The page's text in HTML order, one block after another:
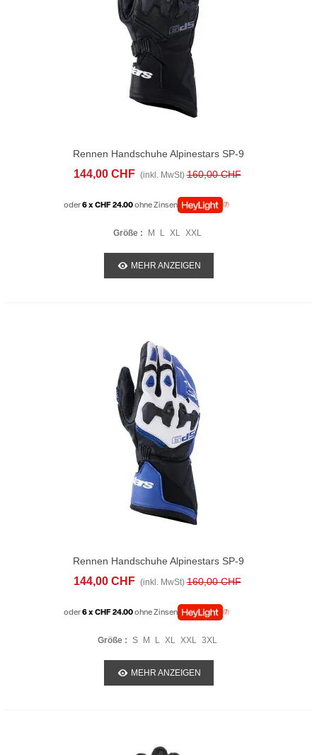
Rennen Handschuhe Alpinestars SP-9
144,00 CHF (inkl. MwSt) 160,00 CHF
oder6 x CHF 24.00ohne Zinsen
Größe : M L XL XXL
MEHR ANZEIGEN
Rennen Handschuhe Alpinestars SP-9
144,00 CHF (inkl. MwSt) 160,00 CHF
oder6 x CHF 24.00ohne Zinsen
Größe : S M L XL XXL 3XL
MEHR ANZEIGEN